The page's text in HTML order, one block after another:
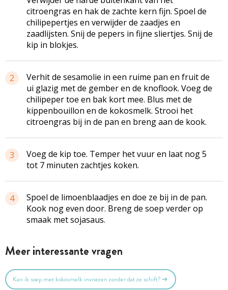
citroengras en hak de zachte kern fijn. Spoel de
chilipepertjes en verwijder de zaadjes en
zaadlijsten. Snij de pepers in fijne sliertjes. Snij de
kip in blokjes.
2
Verhit de sesamolie in een ruime pan en fruit de
ui glazig met de gember en de knoflook. Voeg de
chilipeper toe en bak kort mee. Blus met de
kippenbouillon en de kokosmelk. Strooi het
citroengras bij in de pan en breng aan de kook.
3
Voeg de kip toe. Temper het vuur en laat nog 5
tot 7 minuten zachtjes koken.
4
Spoel de limoenblaadjes en doe ze bij in de pan.
Kook nog even door. Breng de soep verder op
smaak met sojasaus.
Meer interessante vragen
Kan ik soep met kokosmelk invriezen zonder dat ze schift?